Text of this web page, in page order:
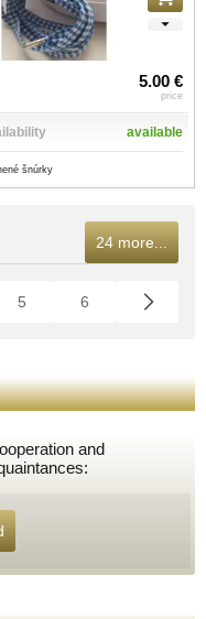
5.00 €
price
available
šnúrky
24 more...
5 6
and